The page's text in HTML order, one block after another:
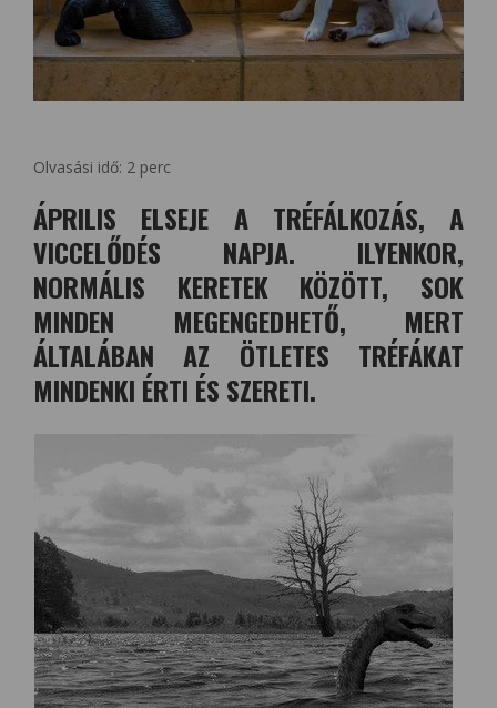
Olvasási idő: 2 perc
ÁPRILIS ELSEJE A TRÉFÁLKOZÁS, A
VICCELŐDÉS NAPJA. ILYENKOR,
NORMÁLIS KERETEK KÖZÖTT, SOK
MINDEN MEGENGEDHETŐ, MERT
ÁLTALÁBAN AZ ÖTLETES TRÉFÁKAT
MINDENKI ÉRTI ÉS SZERETI.